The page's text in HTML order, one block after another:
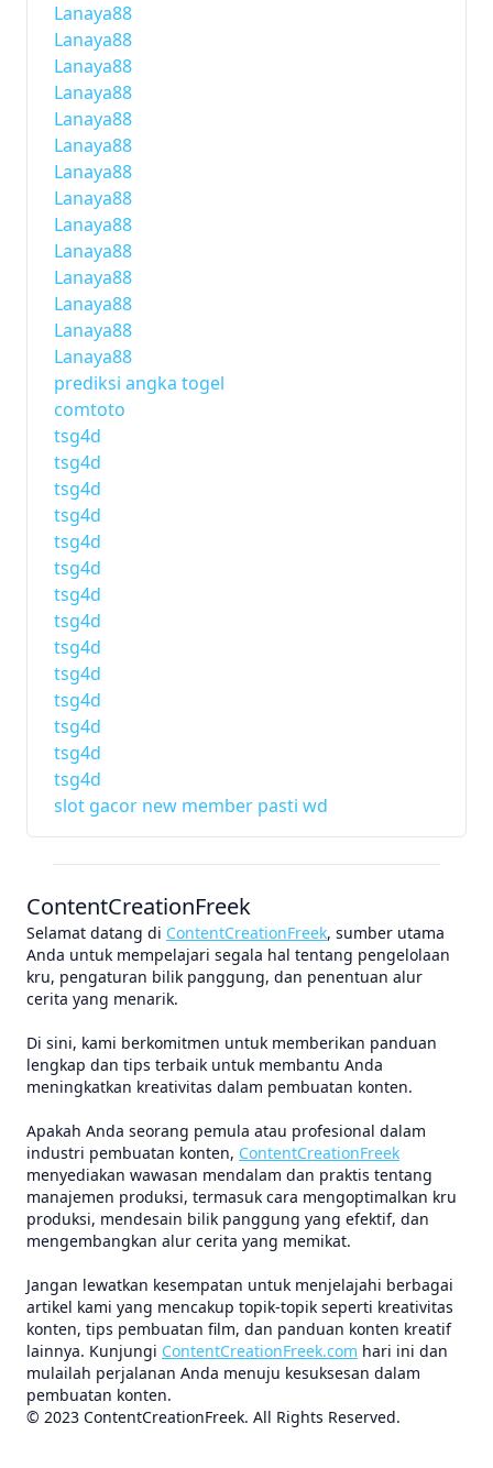
Lanaya88
Lanaya88
Lanaya88
Lanaya88
Lanaya88
Lanaya88
Lanaya88
Lanaya88
Lanaya88
Lanaya88
Lanaya88
Lanaya88
Lanaya88
Lanaya88
prediksi angka togel
comtoto
tsg4d
tsg4d
tsg4d
tsg4d
tsg4d
tsg4d
tsg4d
tsg4d
tsg4d
tsg4d
tsg4d
tsg4d
tsg4d
tsg4d
slot gacor new member pasti wd
ContentCreationFreek
Selamat datang di ContentCreationFreek, sumber utama
Anda untuk mempelajari segala hal tentang pengelolaan
kru, pengaturan bilik panggung, dan penentuan alur
cerita yang menarik.
Di sini, kami berkomitmen untuk memberikan panduan
lengkap dan tips terbaik untuk membantu Anda
meningkatkan kreativitas dalam pembuatan konten.
Apakah Anda seorang pemula atau profesional dalam
industri pembuatan konten, ContentCreationFreek
menyediakan wawasan mendalam dan praktis tentang
manajemen produksi, termasuk cara mengoptimalkan kru
produksi, mendesain bilik panggung yang efektif, dan
mengembangkan alur cerita yang memikat.
Jangan lewatkan kesempatan untuk menjelajahi berbagai
artikel kami yang mencakup topik-topik seperti kreativitas
konten, tips pembuatan film, dan panduan konten kreatif
lainnya. Kunjungi ContentCreationFreek.com hari ini dan
mulailah perjalanan Anda menuju kesuksesan dalam
pembuatan konten.
© 2023 ContentCreationFreek. All Rights Reserved.